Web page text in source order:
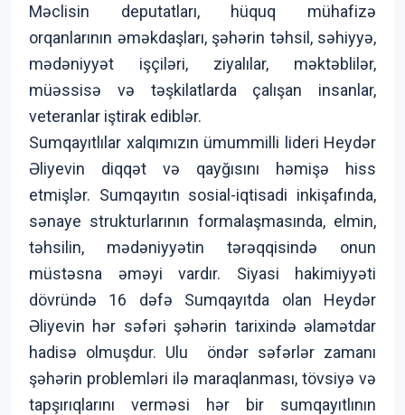
Məclisin deputatları, hüquq mühafizə
orqanlarının əməkdaşları, şəhərin təhsil, səhiyyə,
mədəniyyət işçiləri, ziyalılar, məktəblilər,
müəssisə və təşkilatlarda çalışan insanlar,
veteranlar iştirak ediblər.
Sumqayıtlılar xalqımızın ümummilli lideri Heydər
Əliyevin diqqət və qayğısını həmişə hiss
etmişlər. Sumqayıtın sosial-iqtisadi inkişafında,
sənaye strukturlarının formalaşmasında, elmin,
təhsilin, mədəniyyətin tərəqqisində onun
müstəsna əməyi vardır. Siyasi hakimiyyəti
dövründə 16 dəfə Sumqayıtda olan Heydər
Əliyevin hər səfəri şəhərin tarixində əlamətdar
hadisə olmuşdur. Ulu öndər səfərlər zamanı
şəhərin problemləri ilə maraqlanması, tövsiyə və
tapşırıqlarını verməsi hər bir sumqayıtlının